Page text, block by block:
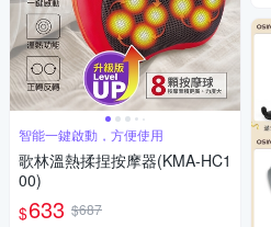
智能一鍵啟動，方便使用
歌林溫熱揉捏按摩器(KMA-HC1
00)
$633 $687